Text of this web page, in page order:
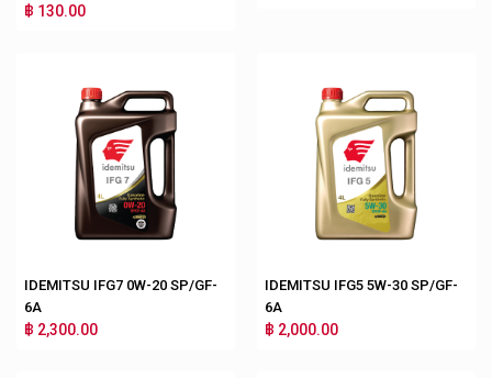
฿ 130.00
IDEMITSU IFG7 0W-20 SP/GF-
6A
฿ 2,300.00
IDEMITSU IFG5 5W-30 SP/GF-
6A
฿ 2,000.00